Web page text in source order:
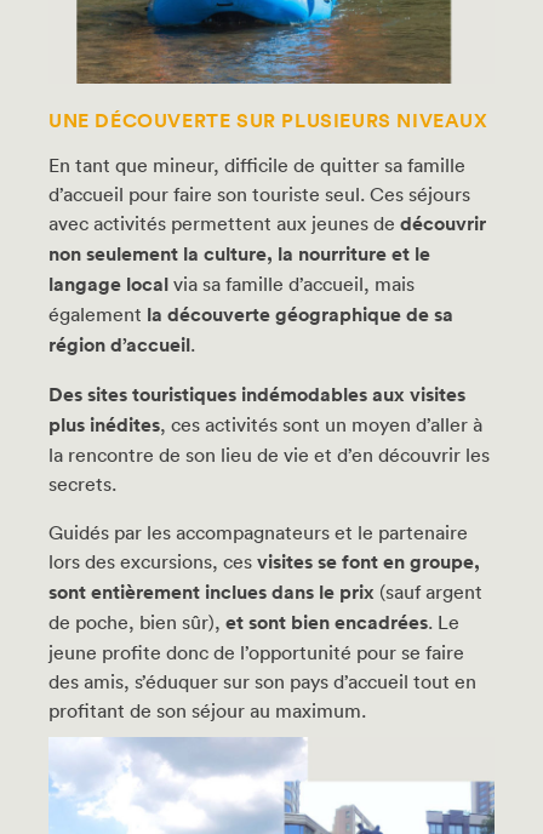
UNE DÉCOUVERTE SUR PLUSIEURS NIVEAUX
En tant que mineur, difficile de quitter sa famille
d’accueil pour faire son touriste seul. Ces séjours
avec activités permettent aux jeunes de découvrir
non seulement la culture, la nourriture et le
langage local via sa famille d’accueil, mais
également la découverte géographique de sa
région d’accueil.
Des sites touristiques indémodables aux visites
plus inédites, ces activités sont un moyen d’aller à
la rencontre de son lieu de vie et d’en découvrir les
secrets.
Guidés par les accompagnateurs et le partenaire
lors des excursions, ces visites se font en groupe,
sont entièrement inclues dans le prix (sauf argent
de poche, bien sûr), et sont bien encadrées. Le
jeune profite donc de l’opportunité pour se faire
des amis, s’éduquer sur son pays d’accueil tout en
profitant de son séjour au maximum.